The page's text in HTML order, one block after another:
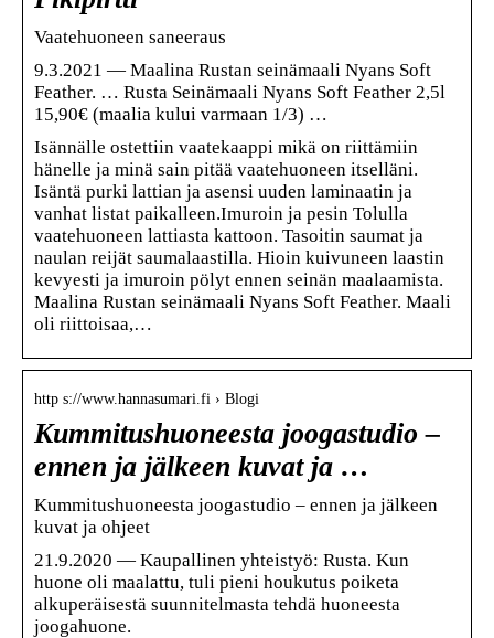
Vaatehuoneen saneeraus
9.3.2021 — Maalina Rustan seinämaali Nyans Soft
Feather. … Rusta Seinämaali Nyans Soft Feather 2,5l
15,90€ (maalia kului varmaan 1/3) …
Isännälle ostettiin vaatekaappi mikä on riittämiin
hänelle ja minä sain pitää vaatehuoneen itselläni.
Isäntä purki lattian ja asensi uuden laminaatin ja
vanhat listat paikalleen.Imuroin ja pesin Tolulla
vaatehuoneen lattiasta kattoon. Tasoitin saumat ja
naulan reijät saumalaastilla. Hioin kuivuneen laastin
kevyesti ja imuroin pölyt ennen seinän maalaamista.
Maalina Rustan seinämaali Nyans Soft Feather. Maali
oli riittoisaa,…
http s://www.hannasumari.fi › Blogi
Kummitushuoneesta joogastudio –
ennen ja jälkeen kuvat ja …
Kummitushuoneesta joogastudio – ennen ja jälkeen
kuvat ja ohjeet
21.9.2020 — Kaupallinen yhteistyö: Rusta. Kun
huone oli maalattu, tuli pieni houkutus poiketa
alkuperäisestä suunnitelmasta tehdä huoneesta
joogahuone.